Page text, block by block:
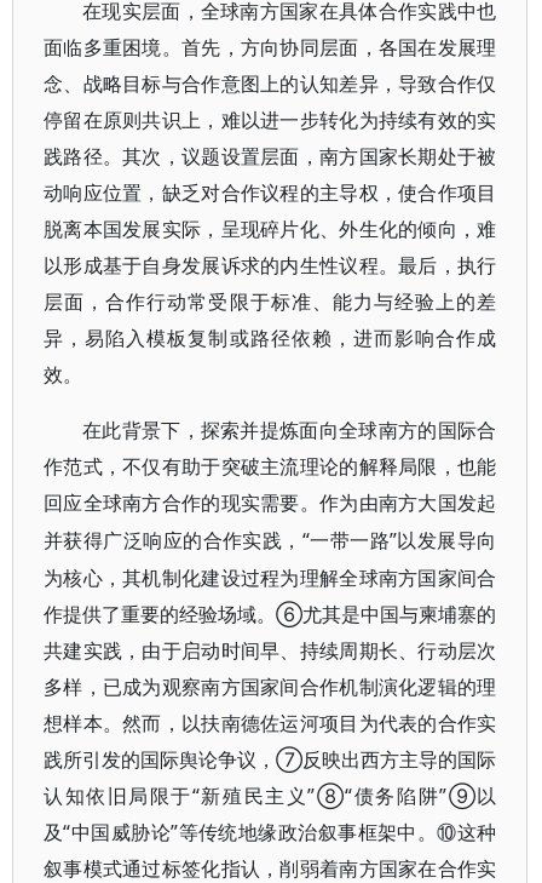
在现实层面，全球南方国家在具体合作实践中也
面临多重困境。首先，方向协同层面，各国在发展理
念、战略目标与合作意图上的认知差异，导致合作仅
停留在原则共识上，难以进一步转化为持续有效的实
践路径。其次，议题设置层面，南方国家长期处于被
动响应位置，缺乏对合作议程的主导权，使合作项目
脱离本国发展实际，呈现碎片化、外生化的倾向，难
以形成基于自身发展诉求的内生性议程。最后，执行
层面，合作行动常受限于标准、能力与经验上的差
异，易陷入模板复制或路径依赖，进而影响合作成
效。
在此背景下，探索并提炼面向全球南方的国际合
作范式，不仅有助于突破主流理论的解释局限，也能
回应全球南方合作的现实需要。作为由南方大国发起
并获得广泛响应的合作实践， “一带一路”以发展导向
为核心，其机制化建设过程为理解全球南方国家间合
作提供了重要的经验场域。⑥尤其是中国与柬埔寨的
共建实践，由于启动时间早、持续周期长、行动层次
多样，已成为观察南方国家间合作机制演化逻辑的理
想样本。然而，以扶南德佐运河项目为代表的合作实
践所引发的国际舆论争议，⑦反映出西方主导的国际
认知依旧局限于“新殖民主义”⑧“债务陷阱”⑨以
及“中国威胁论”等传统地缘政治叙事框架中。⑩这种
叙事模式通过标签化指认，削弱着南方国家在合作实